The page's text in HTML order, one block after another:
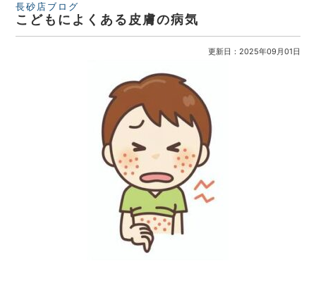
採用情報
お問合せ
長砂店ブログ
こどもによくある皮膚の病気
更新日：2025年09月01日